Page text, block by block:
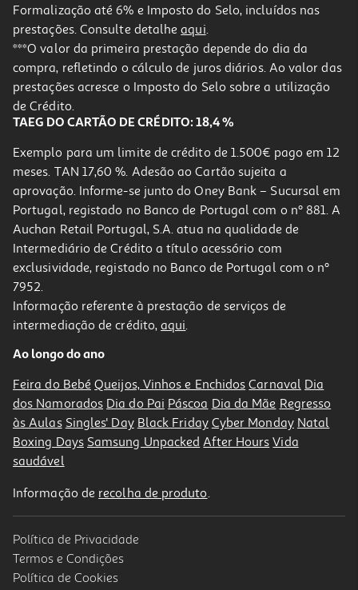
Sérum Luna Suavização 60ml
18 €/un
Price reduced from
20,00 €to
18,00 €
Promoção
-10%
Stick Styling Luna Stray Tamer 20g
14.4 €/un
14,40 €
Promoção
-10%
Formalização até 6% e Imposto do Selo, incluídos nas
prestações. Consulte detalheaqui.
***O valor da primeira prestação depende do dia da
compra, refletindo o cálculo de juros diários. Ao valor das
prestações acresce o Imposto do Selo sobre a utilização
de Crédito.
TAEG DO CARTÃO DE CRÉDITO: 18,4 %
Exemplo para um limite de crédito de 1.500€ pago em 12
meses. TAN 17,60 %. Adesão ao Cartão sujeita a
aprovação. Informe-se junto do Oney Bank – Sucursal em
Portugal, registado no Banco de Portugal com o nº 881. A
Auchan Retail Portugal, S.A. atua na qualidade de
Intermediário de Crédito a título acessório com
exclusividade, registado no Banco de Portugal com o nº
7952.
Informação referente à prestação de serviços de
intermediação de crédito,aqui.
Ao longo do ano
Feira do Bebé Queijos, Vinhos e Enchidos Carnaval Dia
dos Namorados Dia do Pai Páscoa Dia da Mãe Regresso
às Aulas Singles' Day Black Friday Cyber Monday Natal
Boxing Days Samsung Unpacked After Hours Vida
saudável
Informação de recolha de produto.
Política de Privacidade
Termos e Condições
Política de Cookies